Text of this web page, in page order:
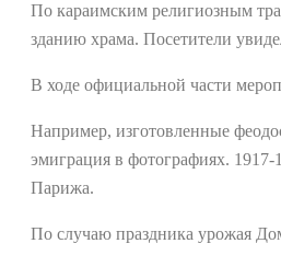
По караимским религиозным
зданию храма. Посетители
В ходе официальной части
Например, изготовленные
эмиграция в фотографиях.
Парижа.
По случаю праздника урожая